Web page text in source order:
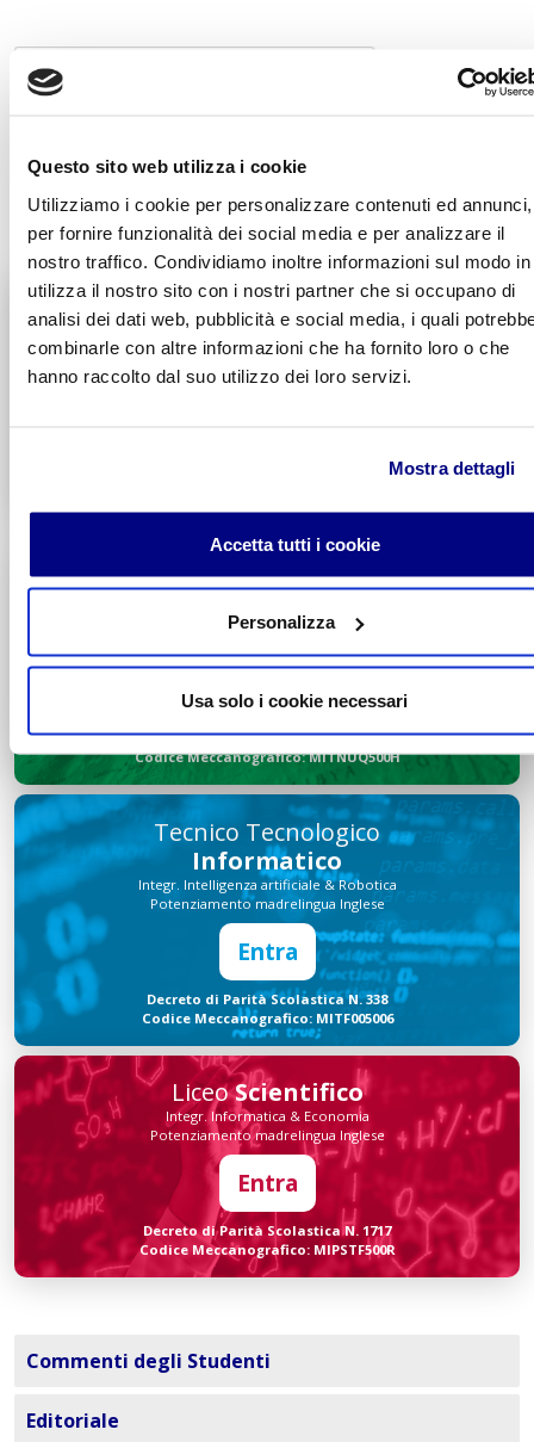
Questo sito web utilizza i cookie
Utilizziamo i cookie per personalizzare contenuti ed annunci,
per fornire funzionalità dei social media e per analizzare il
nostro traffico. Condividiamo inoltre informazioni sul modo
utilizza il nostro sito con i nostri partner che si occupano di
analisi dei dati web, pubblicità e social media, i quali
combinarle con altre informazioni che ha fornito loro o che
hanno raccolto dal suo utilizzo dei loro servizi.
Mostra dettagli
Accetta tutti i cookie
Personalizza
Usa solo i cookie necessari
Liceo delle Scienze Umane
Economico Sociale
Potenziamento madrelingua Inglese
Decreto di Parità Scolastica N. 2684
Tecnico Economico
Turismo
Integr. Marketing & Comunicazione
Entra
Decreto di Parità Scolastica N. 1139
Codice Meccanografico: MITNUQ500H
Tecnico Tecnologico
Informatico
Integr. Intelligenza artificiale & Robotica
Potenziamento madrelingua Inglese
Entra
Decreto di Parità Scolastica N. 338
Codice Meccanografico: MITF005006
LiceoScientifico
Integr. Informatica & Economia
Potenziamento madrelingua Inglese
Entra
Decreto di Parità Scolastica N. 1717
Codice Meccanografico: MIPSTF500R
Commenti degli Studenti
Editoriale